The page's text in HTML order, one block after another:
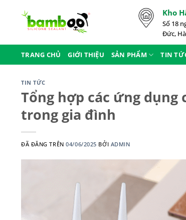
dung
Kho
Số 18
Đức,
TRANG CHỦ GIỚI THIỆU SẢN PHẨM TIN
TIN TỨC
Tổng hợp các ứng dụng
trong gia đình
ĐÃ ĐĂNG TRÊN04/06/2025 BỞI ADMIN